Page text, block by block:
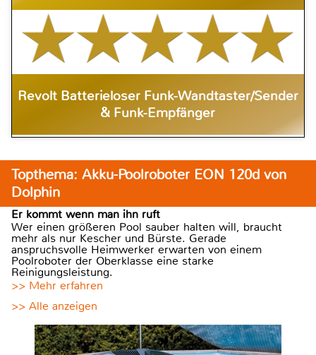
Revolt Batterieloser Funk-Wandtaster/Sender
& Funk-Empfänger
Topthema: Akku-Poolroboter EON 120d von
Dolphin
Er kommt wenn man ihn ruft
Wer einen größeren Pool sauber halten will, braucht
mehr als nur Kescher und Bürste. Gerade
anspruchsvolle Heimwerker erwarten von einem
Poolroboter der Oberklasse eine starke
Reinigungsleistung.
>> Mehr erfahren
>> Alle anzeigen